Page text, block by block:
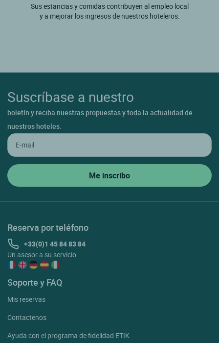
Sus estancias y comidas contribuyen al empleo local
y a mejorar los ingresos de nuestros hoteleros.
Suscríbase a nuestro
boletín y reciba nuestras propuestas y toda la actualidad de
nuestros hoteles.
Reserva por teléfono
+33(0)1 45 84 83 84
Un asesor a su servicio
Soporte y FAQ
Mis reservas
Contactenos
Ayuda con el programa de fidelidad ETIK